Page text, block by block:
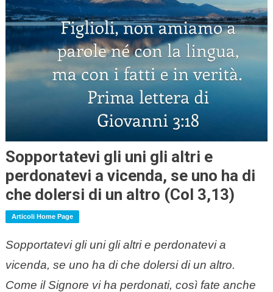
Sopportatevi gli uni gli altri e
perdonatevi a vicenda, se uno ha di
che dolersi di un altro (Col 3,13)
Articoli Home Page
Sopportatevi gli uni gli altri e perdonatevi a
vicenda, se uno ha di che dolersi di un altro.
Come il Signore vi ha perdonati, così fate anche